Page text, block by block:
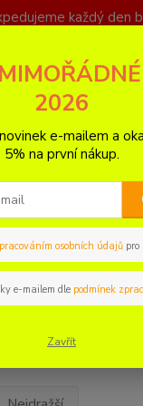
každý den
Hledat
lampiony
Oválné vysoké
lampiony
2026
e-mailem a
5% na první nákup.
osobních údajůpro
e-mailem dle podmínek
Zavřít